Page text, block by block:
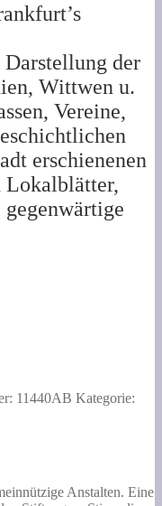
der
Wittwen u.
Vereine,
erschienenen
Lokalblätter,
11440AB Kategorie:
Anstalten. Eine